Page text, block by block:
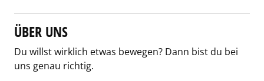
ÜBER UNS
Du willst wirklich etwas bewegen? Dann bist du bei
uns genau richtig.